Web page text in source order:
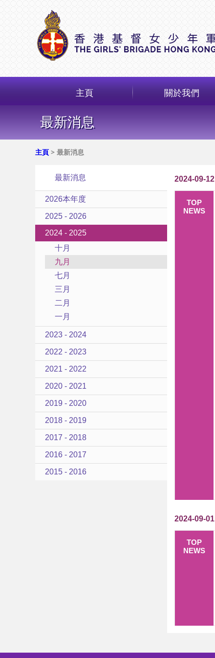
主頁 關於我們
最新消息
主頁 > 最新消息
最新消息
2026本年度
2025 - 2026
2024 - 2025
十月
九月
七月
三月
二月
一月
2023 - 2024
2022 - 2023
2021 - 2022
2020 - 2021
2019 - 2020
2018 - 2019
2017 - 2018
2016 - 2017
2015 - 2016
2024-09-12
TOP
NEWS
2024-09-01
TOP
NEWS